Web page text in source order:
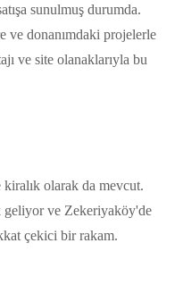
sunulmuş durumda.
ve donanımdaki projelerle
ve site olanaklarıyla bu
kiralık olarak da mevcut.
geliyor ve Zekeriyaköy'de
çekici bir rakam.